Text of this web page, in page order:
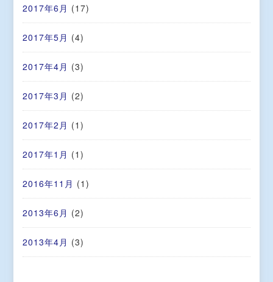
2017年6月 (17)
2017年5月 (4)
2017年4月 (3)
2017年3月 (2)
2017年2月 (1)
2017年1月 (1)
2016年11月 (1)
2013年6月 (2)
2013年4月 (3)